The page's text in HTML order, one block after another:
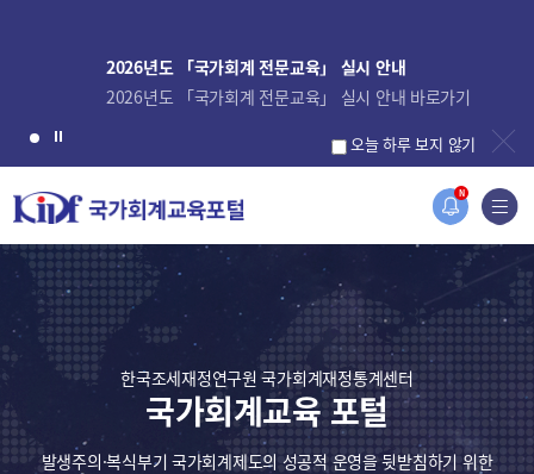
N
2026년도 「국가회계 전문교육」 실시 안내
2026년도 「국가회계 전문교육」 실시 안내 바로가기
오늘 하루 보지 않기
한국조세재정연구원 국가회계재정통계센터
국가회계교육 포털
발생주의·복식부기 국가회계제도의 성공적 운영을 뒷받침하기 위한